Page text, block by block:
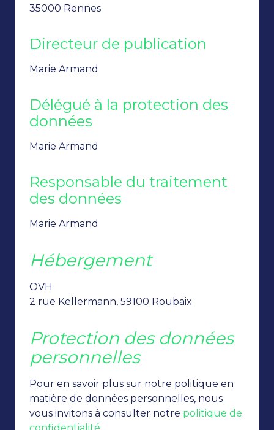
35000 Rennes
Directeur de publication
Marie Armand
Délégué à la protection des
données
Marie Armand
Responsable du traitement
des données
Marie Armand
Hébergement
OVH
2 rue Kellermann, 59100 Roubaix
Protection des données
personnelles
Pour en savoir plus sur notre politique en
matière de données personnelles, nous
vous invitons à consulter notre politique de